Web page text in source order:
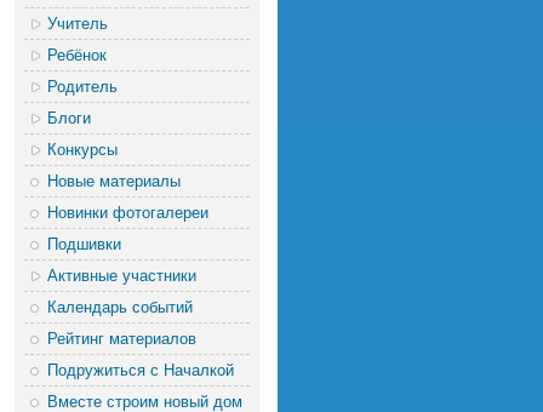
Учитель
Ребёнок
Родитель
Блоги
Конкурсы
Новые материалы
Новинки фотогалереи
Подшивки
Активные участники
Календарь событий
Рейтинг материалов
Подружиться с Началкой
Вместе строим новый дом